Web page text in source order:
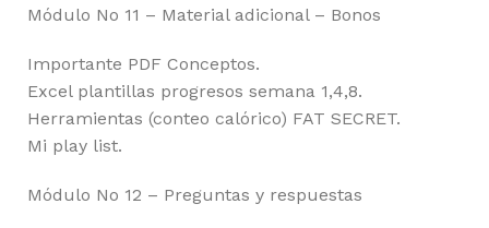
Módulo No 11 – Material adicional – Bonos
Importante PDF Conceptos.
Excel plantillas progresos semana 1,4,8.
Herramientas (conteo calórico) FAT SECRET.
Mi play list.
Módulo No 12 – Preguntas y respuestas